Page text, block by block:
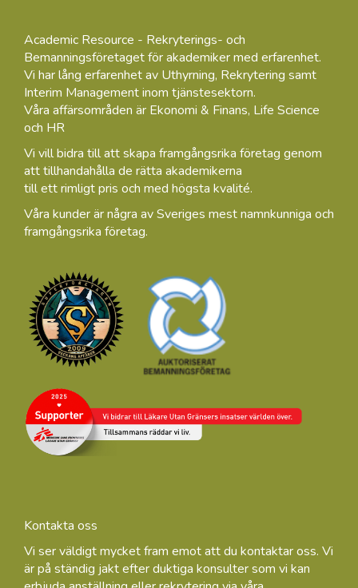
Academic Resource - Rekryterings- och
Bemanningsföretaget för akademiker med erfarenhet.
Vi har lång erfarenhet av Uthyrning, Rekrytering samt
Interim Management inom tjänstesektorn.
Våra affärsområden är Ekonomi & Finans, Life Science
och HR
Vi vill bidra till att skapa framgångsrika företag genom
att tillhandahålla de rätta akademikerna
till ett rimligt pris och med högsta kvalité.
Våra kunder är några av Sveriges mest namnkunniga och
framgångsrika företag.
Kontakta oss
Vi ser väldigt mycket fram emot att du kontaktar oss. Vi
är på ständig jakt efter duktiga konsulter som vi kan